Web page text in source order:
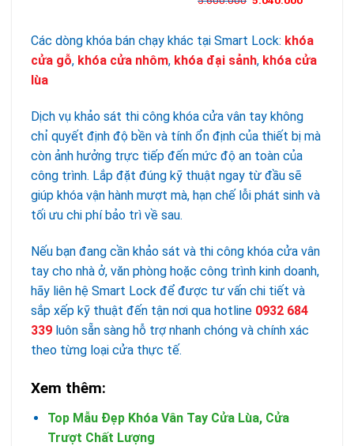
Các dòng khóa bán chạy khác tại Smart Lock: khóa
cửa gỗ, khóa cửa nhôm, khóa đại sảnh, khóa cửa
lùa
Dịch vụ khảo sát thi công khóa cửa vân tay không
chỉ quyết định độ bền và tính ổn định của thiết bị mà
còn ảnh hưởng trực tiếp đến mức độ an toàn của
công trình. Lắp đặt đúng kỹ thuật ngay từ đầu sẽ
giúp khóa vận hành mượt mà, hạn chế lỗi phát sinh và
tối ưu chi phí bảo trì về sau.
Nếu bạn đang cần khảo sát và thi công khóa cửa vân
tay cho nhà ở, văn phòng hoặc công trình kinh doanh,
hãy liên hệ Smart Lock để được tư vấn chi tiết và
sắp xếp kỹ thuật đến tận nơi qua hotline 0932 684
339 luôn sẵn sàng hỗ trợ nhanh chóng và chính xác
theo từng loại cửa thực tế.
Xem thêm:
Top Mẫu Đẹp Khóa Vân Tay Cửa Lùa, Cửa
Trượt Chất Lượng